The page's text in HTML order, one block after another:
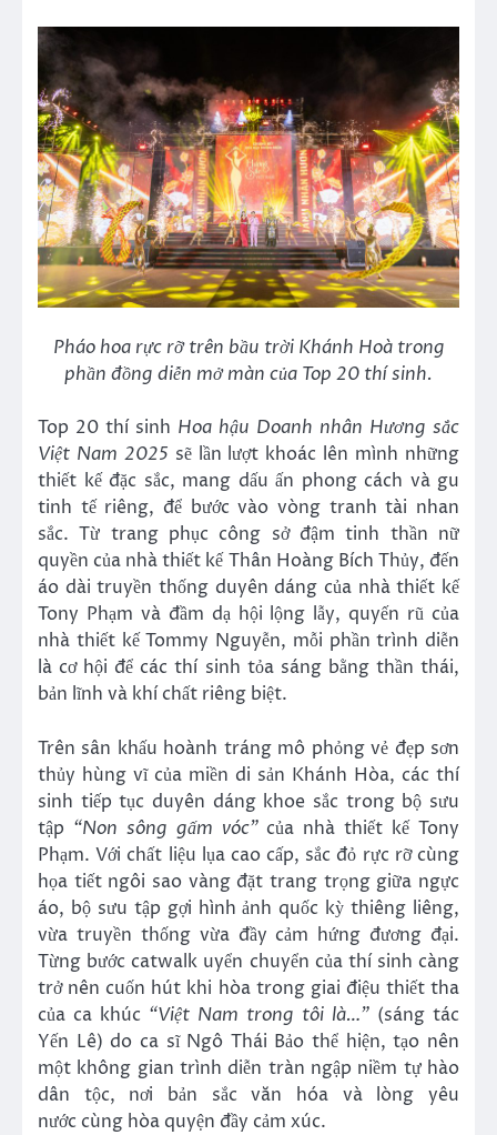
Pháo hoa rực rỡ trên bầu trời Khánh Hoà trong
phần đồng diễn mở màn của Top 20 thí sinh.
Top 20 thí sinh Hoa hậu Doanh nhân Hương sắc
Việt Nam 2025 sẽ lần lượt khoác lên mình những
thiết kế đặc sắc, mang dấu ấn phong cách và gu
tinh tế riêng, để bước vào vòng tranh tài nhan
sắc. Từ trang phục công sở đậm tinh thần nữ
quyền của nhà thiết kế Thân Hoàng Bích Thủy, đến
áo dài truyền thống duyên dáng của nhà thiết kế
Tony Phạm và đầm dạ hội lộng lẫy, quyến rũ của
nhà thiết kế Tommy Nguyễn, mỗi phần trình diễn
là cơ hội để các thí sinh tỏa sáng bằng thần thái,
bản lĩnh và khí chất riêng biệt.
Trên sân khấu hoành tráng mô phỏng vẻ đẹp sơn
thủy hùng vĩ của miền di sản Khánh Hòa, các thí
sinh tiếp tục duyên dáng khoe sắc trong bộ sưu
tập “Non sông gấm vóc”của nhà thiết kế Tony
Phạm. Với chất liệu lụa cao cấp, sắc đỏ rực rỡ cùng
họa tiết ngôi sao vàng đặt trang trọng giữa ngực
áo, bộ sưu tập gợi hình ảnh quốc kỳ thiêng liêng,
vừa truyền thống vừa đầy cảm hứng đương đại.
Từng bước catwalk uyển chuyển của thí sinh càng
trở nên cuốn hút khi hòa trong giai điệu thiết tha
của ca khúc “Việt Nam trong tôi là…” (sáng tác
Yến Lê) do ca sĩ Ngô Thái Bảo thể hiện, tạo nên
một không gian trình diễn tràn ngập niềm tự hào
dân tộc, nơi bản sắc văn hóa và lòng yêu
nước cùng hòa quyện đầy cảm xúc.